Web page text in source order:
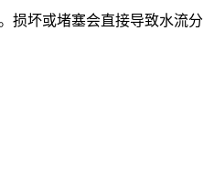
损坏或堵塞会直接导致水流分